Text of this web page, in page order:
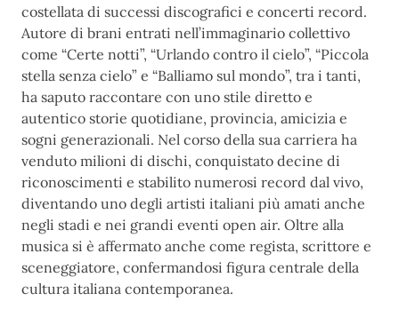
costellata di successi discografici e concerti record.
Autore di brani entrati nell’immaginario collettivo
come “Certe notti”, “Urlando contro il cielo”, “Piccola
stella senza cielo” e “Balliamo sul mondo”, tra i tanti,
ha saputo raccontare con uno stile diretto e
autentico storie quotidiane, provincia, amicizia e
sogni generazionali. Nel corso della sua carriera ha
venduto milioni di dischi, conquistato decine di
riconoscimenti e stabilito numerosi record dal vivo,
diventando uno degli artisti italiani più amati anche
negli stadi e nei grandi eventi open air. Oltre alla
musica si è affermato anche come regista, scrittore e
sceneggiatore, confermandosi figura centrale della
cultura italiana contemporanea.